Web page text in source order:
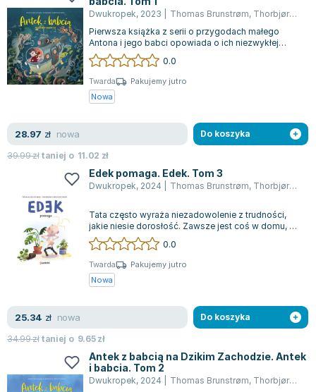
Lorraine Warren
Ajahn Brahm
Lucinda Riley
Jacek Walkiewicz
Dwukropek, 2023 Thomas Brunstrøm, Thorbjørn Christoffersen
Pierwsza książka z serii o przygodach małego
Antona i jego babci opowiada o ich niezwykłej
podróży na dno morza. Wszystko zaczyna...
0.0
Twarda
Pakujemy jutro
Nowa
28.97 zł nowa
39.99złtaniej o 11.02 zł
Do koszyka
Edek pomaga. Edek. Tom 3
Dwukropek, 2024 Thomas Brunstrøm, Thorbjørn Christoffersen
Tata często wyraża niezadowolenie z trudności,
jakie niesie dorosłość. Zawsze jest coś w domu, co
wymaga naprawy. To, co dla taty...
0.0
Twarda
Pakujemy jutro
Nowa
25.34 zł nowa
34.99złtaniej o 9.65zł
Do koszyka
Antek z babcią na Dzikim Zachodzie. Antek
i babcia. Tom 2
Dwukropek, 2024 Thomas Brunstrøm, Thorbjørn Christoffersen